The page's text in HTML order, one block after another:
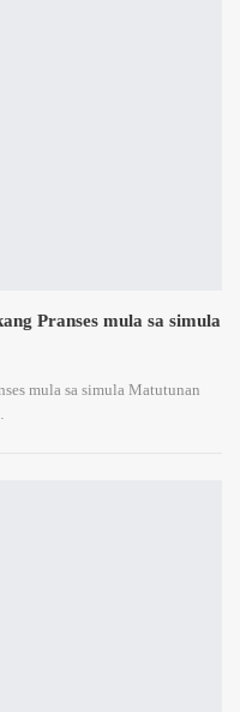
Pranses mula sa simula
mula sa simula Matutunan